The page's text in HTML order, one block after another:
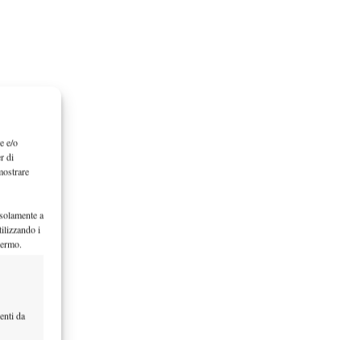
e/o
di
a
i
da